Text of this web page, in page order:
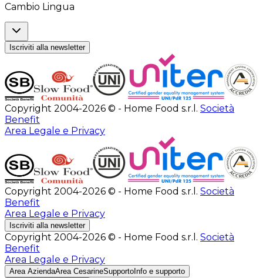
Cambio Lingua
Iscriviti alla newsletter
Copyright 2004-2026 © - Home Food s.r.l. Società
Benefit
Area Legale e Privacy
Copyright 2004-2026 © - Home Food s.r.l. Società
Benefit
Area Legale e Privacy
Iscriviti alla newsletter
Copyright 2004-2026 © - Home Food s.r.l. Società
Benefit
Area Legale e Privacy
Area AziendaArea CesarineSupporto Info e supporto